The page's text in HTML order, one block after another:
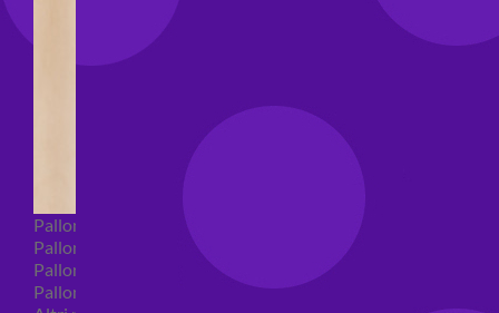
Palloncini Bubble
Palloncini numeri e lettere
Palloncini numeri e lettere piccoli
Palloncini numeri e lettere grandi